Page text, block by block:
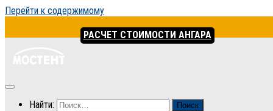
Перейти к содержимому
РАСЧЕТ СТОИМОСТИ АНГАРА
Найти: